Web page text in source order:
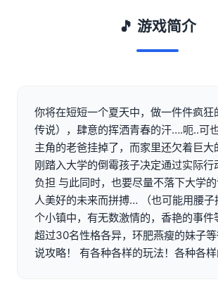
🎵 游戏简介
你将在短短一个夏天中，做一件件疯狂
传说），肆意的挥洒青春的汗….呃..可
主角的老爸挂掉了，而家里还欠着巨大
刚踏入大学的倒霉孩子决定通过实际行
负担 与此同时，也要尽量不落下大学
人美好的未来而拼搏… （也可能用腰
个小镇中，有无数激情的，香艳的事件
超过30名性格各异，环肥燕瘦的妹子
说攻略！ 有各种各样的玩法！各种各样